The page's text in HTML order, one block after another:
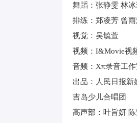
舞蹈：张静雯 林
排练：郑凌芳 曾雨
视觉：吴毓萱
视频：I&Movie视
音频：Xπ录音工
出品：人民日报新
吉岛少儿合唱团
高声部：叶旨妍